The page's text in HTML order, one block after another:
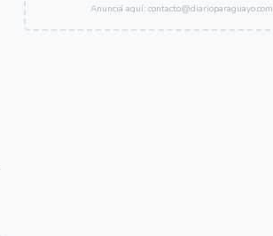
Anunciá aquí: contacto@diarioparaguayo.com